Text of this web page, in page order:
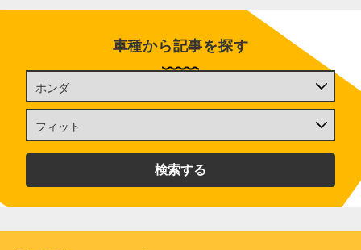
車種から記事を探す